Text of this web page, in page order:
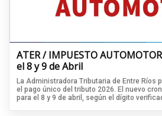
ATER / IMPUESTO
el 8 y 9 de Abril
La Administradora Tributaria de Entre Ríos
el pago único del tributo 2026. El nuevo
para el 8 y 9 de abril, según el dígito